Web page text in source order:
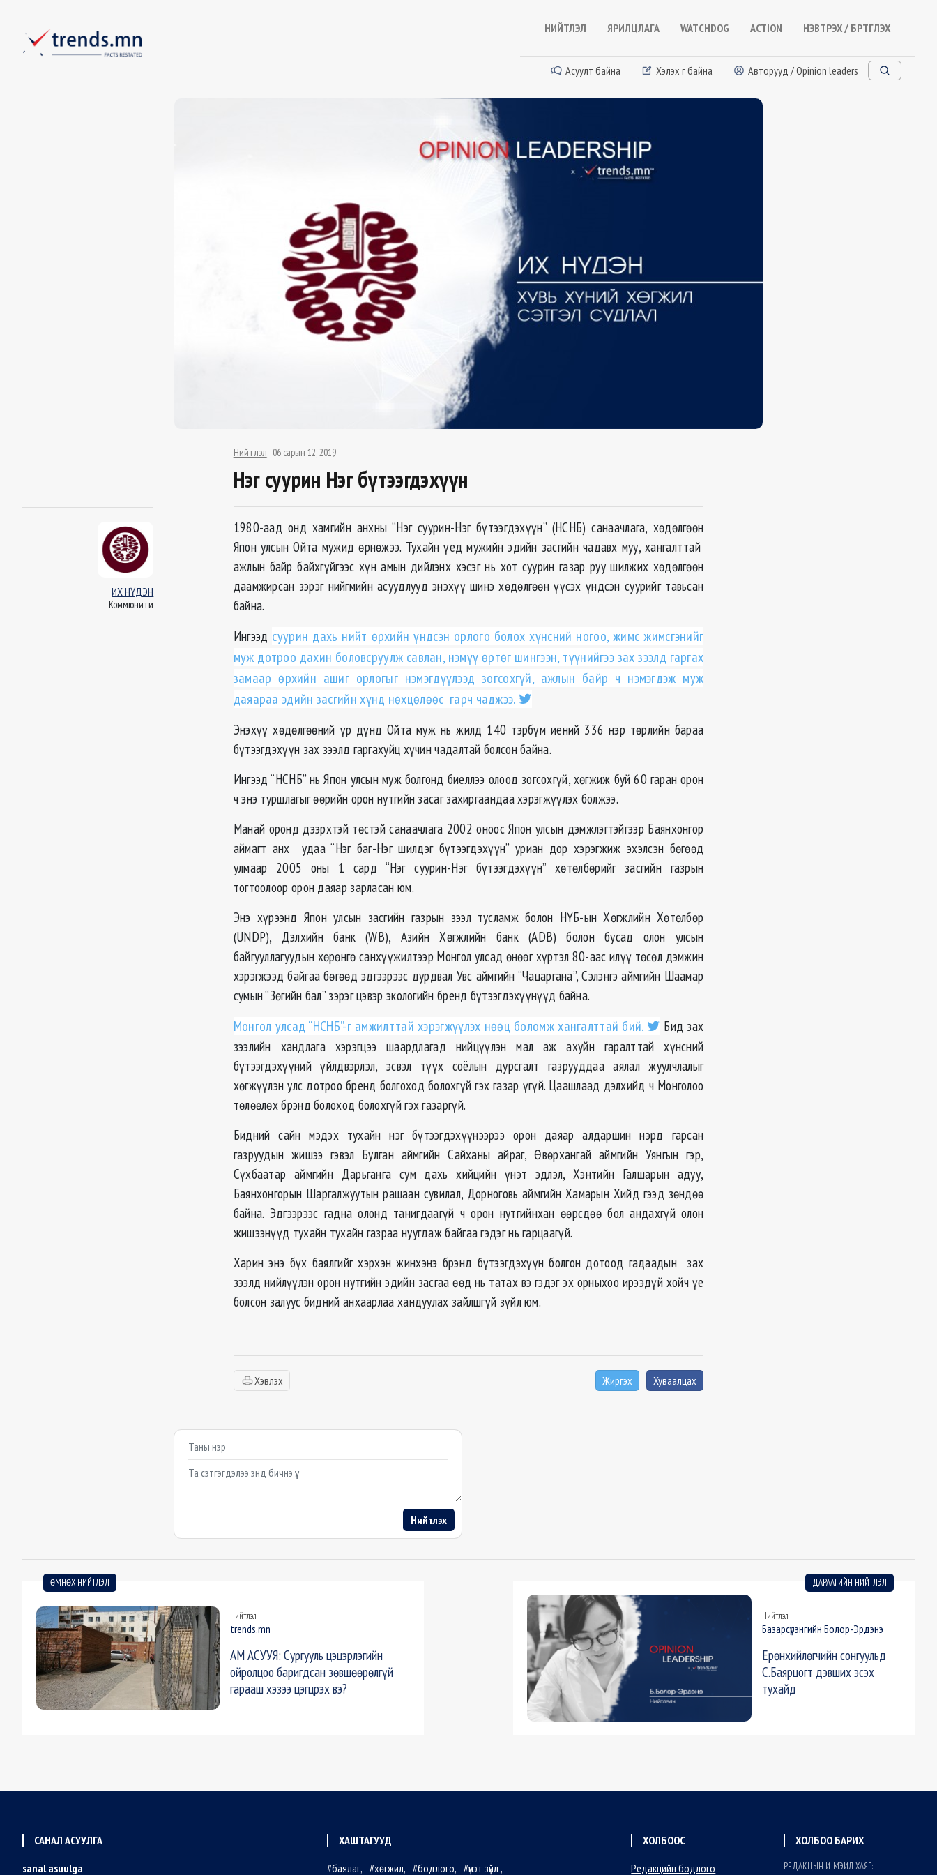
НИЙТЛЭЛ ЯРИЛЦЛАГА WATCHDOG ACTION НЭВТРЭХ / БҮРТГҮҮЛЭХ
Асуулт байна Хэлэх үг байна Авторууд / Opinion leaders
Нийтлэл 06 сарын 12, 2019
Нэг суурин Нэг бүтээгдэхүүн
ИХ НҮДЭН
Коммюнити
1980-аад онд хамгийн анхны “Нэг суурин-Нэг бүтээгдэхүүн” (НСНБ) санаачлага, хөдөлгөөн
Япон улсын Ойта мужид өрнөжээ. Тухайн үед мужийн эдийн засгийн чадавх муу, хангалттай
ажлын байр байхгүйгээс хүн амын дийлэнх хэсэг нь хот суурин газар руу шилжих хөдөлгөөн
даамжирсан зэрэг нийгмийн асуудлууд энэхүү шинэ хөдөлгөөн үүсэх үндсэн суурийг тавьсан
байна.
Ингээд суурин дахь нийт өрхийн үндсэн орлого болох хүнсний ногоо, жимс жимсгэнийг
муж дотроо дахин боловсруулж савлан, нэмүү өртөг шингээн, түүнийгээ зах зээлд гаргах
замаар өрхийн ашиг орлогыг нэмэгдүүлээд зогсохгүй, ажлын байр ч нэмэгдэж муж
даяараа эдийн засгийн хүнд нөхцөлөөс гарч чаджээ.
Энэхүү хөдөлгөөний үр дүнд Ойта муж нь жилд 140 тэрбүм иений 336 нэр төрлийн бараа
бүтээгдэхүүн зах зээлд гаргахуйц хүчин чадалтай болсон байна.
Ингээд “НСНБ” нь Япон улсын муж болгонд биеллээ олоод зогсохгүй, хөгжиж буй 60 гаран орон
ч энэ туршлагыг өөрийн орон нутгийн засаг захиргаандаа хэрэгжүүлэх болжээ.
Манай оронд дээрхтэй төстэй санаачлага 2002 оноос Япон улсын дэмжлэгтэйгээр Баянхонгор
аймагт анх удаа “Нэг баг-Нэг шилдэг бүтээгдэхүүн” уриан дор хэрэгжиж эхэлсэн бөгөөд
улмаар 2005 оны 1 сард “Нэг суурин-Нэг бүтээгдэхүүн” хөтөлбөрийг засгийн газрын
тогтоолоор орон даяар зарласан юм.
Энэ хүрээнд Япон улсын засгийн газрын зээл тусламж болон НҮБ-ын Хөгжлийн Хөтөлбөр
(UNDP), Дэлхийн банк (WB), Азийн Хөгжлийн банк (ADB) болон бусад олон улсын
байгууллагуудын хөрөнгө санхүүжилтээр Монгол улсад өнөөг хүртэл 80-аас илүү төсөл дэмжин
хэрэгжээд байгаа бөгөөд эдгээрээс дурдвал Увс аймгийн “Чацаргана”, Сэлэнгэ аймгийн Шаамар
сумын “Зөгийн бал” зэрэг цэвэр экологийн бренд бүтээгдэхүүнүүд байна.
Монгол улсад “НСНБ”-г амжилттай хэрэгжүүлэх нөөц боломж хангалттай бий.
Бид зах
зээлийн хандлага хэрэгцээ шаардлагад нийцүүлэн мал аж ахуйн гаралттай хүнсний
бүтээгдэхүүний үйлдвэрлэл, эсвэл түүх соёлын дурсгалт газрууддаа аялал жуулчлалыг
хөгжүүлэн улс дотроо бренд болгоход болохгүй гэх газар үгүй. Цаашлаад дэлхийд ч Монголоо
төлөөлөх брэнд болоход болохгүй гэх газаргүй.
Бидний сайн мэдэх тухайн нэг бүтээгдэхүүнээрээ орон даяар алдаршин нэрд гарсан
газруудын жишээ гэвэл Булган аймгийн Сайханы айраг, Өвөрхангай аймгийн Уянгын гэр,
Сүхбаатар аймгийн Дарьганга сум дахь хийцийн үнэт эдлэл, Хэнтийн Галшарын адуу,
Баянхонгорын Шаргалжуутын рашаан сувилал, Дорноговь аймгийн Хамарын Хийд гээд зөндөө
байна. Эдгээрээс гадна олонд танигдаагүй ч орон нутгийнхан өөрсдөө бол андахгүй олон
жишээнүүд тухайн тухайн газраа нуугдаж байгаа гэдэг нь гарцаагүй.
Харин энэ бүх баялгийг хэрхэн жинхэнэ брэнд бүтээгдэхүүн болгон дотоод гадаадын зах
зээлд нийлүүлэн орон нутгийн эдийн засгаа өөд нь татах вэ гэдэг эх орныхоо ирээдүй хойч үе
болсон залуус бидний анхаарлаа хандуулах зайлшгүй зүйл юм.
Хэвлэх Жиргэх Хуваалцах
Сэтгэгдэл бичих
Example textarea
Нийтлэх
ӨМНӨХ НИЙТЛЭЛ
Нийтлэл
trends.mn
АМ АСУУЯ: Сургууль цэцэрлэгийн
ойролцоо баригдсан зөвшөөрөлгүй
гарааш хэзээ цэгцрэх вэ?
ДАРААГИЙН НИЙТЛЭЛ
Нийтлэл
Базарсүрэнгийн Болор-Эрдэнэ
Ерөнхийлөгчийн сонгуульд
С.Баярцогт дэвших эсэх
тухайд
САНАЛ АСУУЛГА
sanal asuulga
ХАШТАГУУД
баялаг
хөгжил бодлого үнэт зүйл
ХОЛБООС
Редакцийн бодлого
ХОЛБОО БАРИХ
РЕДАКЦЫН И-МЭИЛ ХАЯГ: